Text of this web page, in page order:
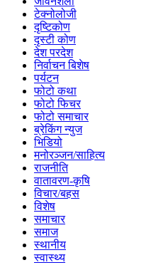
टेक्नोलोजी
दृष्टिकोण
दृस्टी कोण
देश परदेश
निर्वाचन बिशेष
पर्यटन
फोटो कथा
फोटो फिचर
फोटो समाचार
ब्रेकिंग न्युज
भिडियो
मनोरञ्जन/साहित्य
राजनीति
वातावरण-कृषि
विचार/बहस
विशेष
समाचार
समाज
स्थानीय
स्वास्थ्य